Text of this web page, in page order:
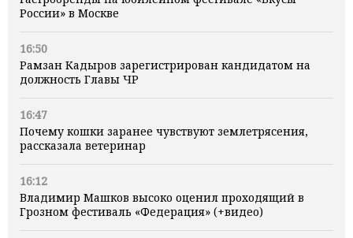
России» в Москве
16:50
Рамзан Кадыров зарегистрирован кандидатом на
должность Главы ЧР
16:47
Почему кошки заранее чувствуют землетрясения,
рассказала ветеринар
16:12
Владимир Машков высоко оценил проходящий в
Грозном фестиваль «Федерация» (+видео)